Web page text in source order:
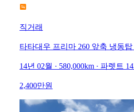
직거래
타타대우 프리마 260 앞축 냉동탑
14년 02월 · 580,000km · 파렛트
2,400만원